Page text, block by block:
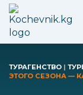
ТУРАГЕНСТВО |
ЭТОГО СЕЗОНА —